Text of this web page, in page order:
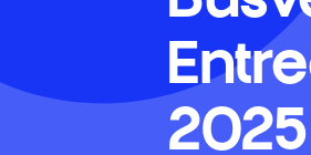
2025